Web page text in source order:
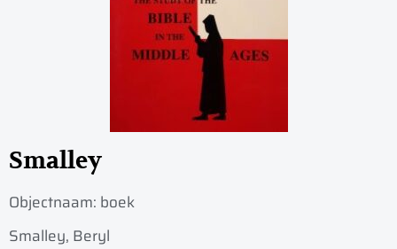
Smalley
Objectnaam: boek
Smalley, Beryl